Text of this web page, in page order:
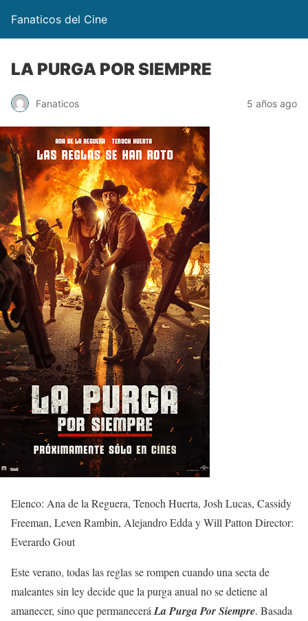
Fanaticos del Cine
LA PURGA POR SIEMPRE
Fanaticos 5 años ago
Elenco: Ana de la Reguera, Tenoch Huerta, Josh Lucas, Cassidy
Freeman, Leven Rambin, Alejandro Edda y Will Patton Director:
Everardo Gout
Este verano, todas las reglas se rompen cuando una secta de
maleantes sin ley decide que la purga anual no se detiene al
amanecer, sino que permanecerá La Purga Por Siempre. Basada